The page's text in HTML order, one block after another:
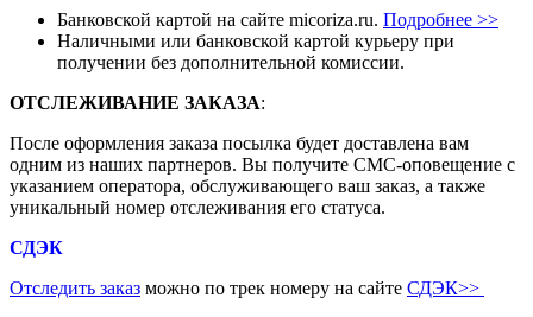
Банковской картой на сайте micoriza.ru. Подробнее >>
Наличными или банковской картой курьеру при
получении без дополнительной комиссии.
ОТСЛЕЖИВАНИЕ ЗАКАЗА:
После оформления заказа посылка будет доставлена вам
одним из наших партнеров. Вы получите СМС-оповещение с
указанием оператора, обслуживающего ваш заказ, а также
уникальный номер отслеживания его статуса.
СДЭК
Отследить заказ можно по трек номеру на сайте СДЭК>>